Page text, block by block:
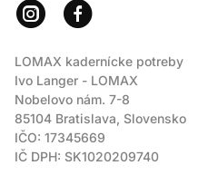
LOMAX kadernícke potreby
Ivo Langer - LOMAX
Nobelovo nám. 7-8
85104 Bratislava, Slovensko
IČO: 17345669
IČ DPH: SK1020209740